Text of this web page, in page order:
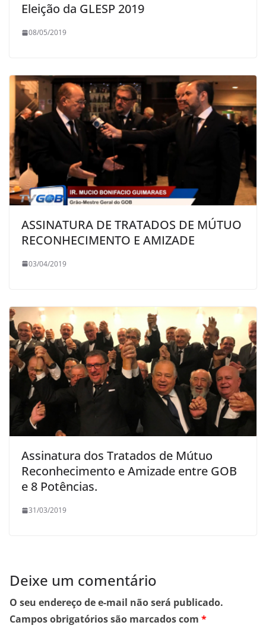
Eleição da GLESP 2019
08/05/2019
ASSINATURA DE TRATADOS DE MÚTUO
RECONHECIMENTO E AMIZADE
03/04/2019
Assinatura dos Tratados de Mútuo
Reconhecimento e Amizade entre GOB
e 8 Potências.
31/03/2019
Deixe um comentário
O seu endereço de e-mail não será publicado.
Campos obrigatórios são marcados com *